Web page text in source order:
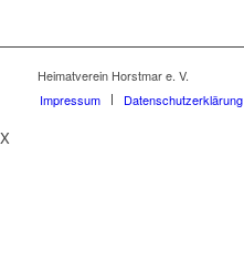
Heimatverein Horstmar e. V.
Impressum
Datenschutzerklärung
X